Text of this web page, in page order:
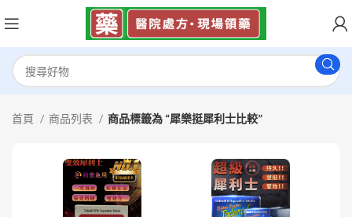
首頁 商品列表 商品標籤為 “犀樂挺犀利士比較”